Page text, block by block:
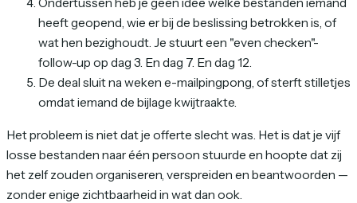
heeft geopend, wie er bij de beslissing betrokken is, of
wat hen bezighoudt. Je stuurt een "even checken"-
follow-up op dag 3. En dag 7. En dag 12.
De deal sluit na weken e-mailpingpong, of sterft stilletjes
omdat iemand de bijlage kwijtraakte.
Het probleem is niet dat je offerte slecht was. Het is dat je vijf
losse bestanden naar één persoon stuurde en hoopte dat zij
het zelf zouden organiseren, verspreiden en beantwoorden —
zonder enige zichtbaarheid in wat dan ook.